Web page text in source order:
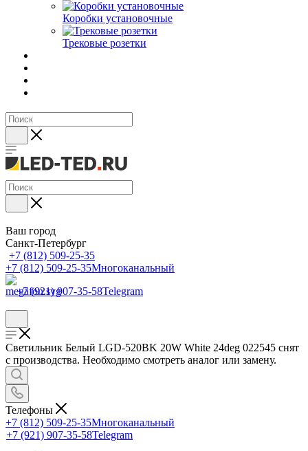
Коробки установочные
Трековые розетки
Ваш город
Санкт-Петербург
+7 (812) 509-25-35
+7 (812) 509-25-35Многоканальный
+7 (921) 907-35-58Telegram
Светильник Белый LGD-520BK 20W White 24deg 022545 снят
с производства. Необходимо смотреть аналог или замену.
Телефоны
+7 (812) 509-25-35Многоканальный
+7 (921) 907-35-58Telegram